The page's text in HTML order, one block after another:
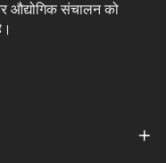
औद्योगिक संचालन को